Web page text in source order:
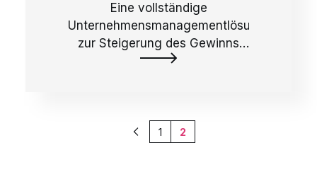
Eine vollständige
Unternehmensmanagementlösung
zur Steigerung des Gewinns
und der Produktivität von
Vorherige
1 2